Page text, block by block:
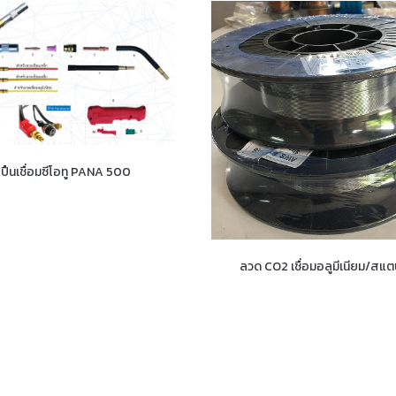
ปืนเชื่อมซีโอทู PANA 500
ลวด CO2 เชื่อมอลูมีเนียม/สแ